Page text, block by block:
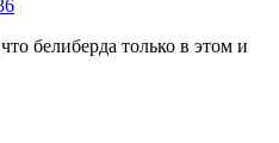
белиберда только в этом и